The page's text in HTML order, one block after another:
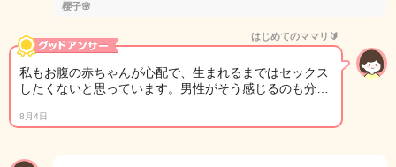
櫻子🌸
はじめてのママリ🔰
私もお腹の赤ちゃんが心配で、生まれるまではセックス
したくないと思っています。男性がそう感じるのも分…
8月4日